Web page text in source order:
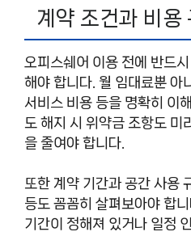
계약 조건과 비용
오피스쉐어 이용 전에 반드
해야 합니다. 월 임대료뿐 아
서비스 비용 등을 명확히 이
도 해지 시 위약금 조항도 미
을 줄여야 합니다.
또한 계약 기간과 공간 사용
등도 꼼꼼히 살펴보아야 합
기간이 정해져 있거나 일정